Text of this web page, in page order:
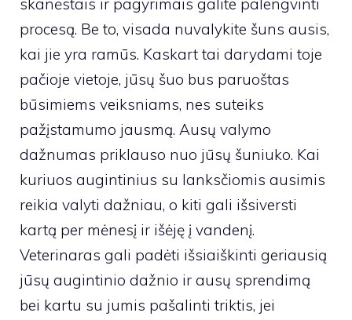
skanėstais ir pagyrimais galite palengvinti
procesą. Be to, visada nuvalykite šuns ausis,
kai jie yra ramūs. Kaskart tai darydami toje
pačioje vietoje, jūsų šuo bus paruoštas
būsimiems veiksniams, nes suteiks
pažįstamumo jausmą. Ausų valymo
dažnumas priklauso nuo jūsų šuniuko. Kai
kuriuos augintinius su lanksčiomis ausimis
reikia valyti dažniau, o kiti gali išsiversti
kartą per mėnesį ir išėję į vandenį.
Veterinaras gali padėti išsiaiškinti geriausią
jūsų augintinio dažnio ir ausų sprendimą
bei kartu su jumis pašalinti triktis, jei